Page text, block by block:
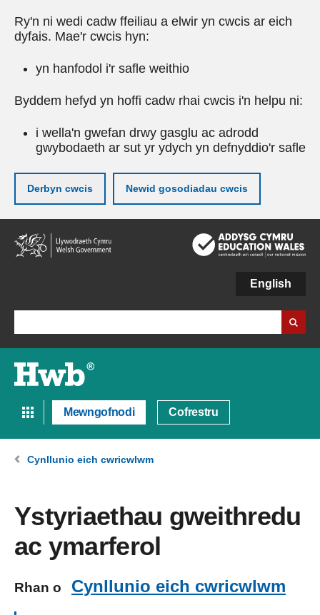
Ry'n ni wedi cadw ffeiliau a elwir yn cwcis ar eich
dyfais. Mae'r cwcis hyn:
yn hanfodol i'r safle weithio
Byddem hefyd yn hoffi cadw rhai cwcis i'n helpu ni:
i wella'n gwefan drwy gasglu ac adrodd
gwybodaeth ar sut yr ydych yn defnyddio'r safle
Derbyn cwcis Newid gosodiadau cwcis
Neidio
i'r
prif
English
Mewngofnodi Cofrestru
Cynllunio eich cwricwlwm
Ystyriaethau gweithredu
ac ymarferol
Rhan o Cynllunio eich cwricwlwm